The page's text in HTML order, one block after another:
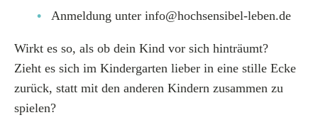
Anmeldung unter info@hochsensibel-leben.de
Wirkt es so, als ob dein Kind vor sich hinträumt?
Zieht es sich im Kindergarten lieber in eine stille Ecke
zurück, statt mit den anderen Kindern zusammen zu
spielen?